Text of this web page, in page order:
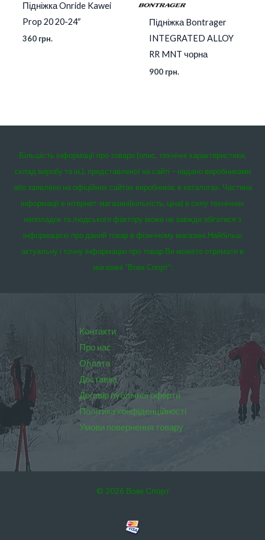
Підніжка Onride Kawei
Prop 20 20-24″
360 грн.
Підніжка Bontrager
INTEGRATED ALLOY
RR MNT чорна
900 грн.
Більшість інформації про товари (опис, технічні характеристики,
склад виробу та ін.), представленої на сайті – надано виробниками
або заявлено на офіційних сайтах виробників, в каталогах. Частина
інформації в інтернет-магазині(кількість, ціна) в силу технічних
неполадок та людського фактору може не завжди збігатися з
інформацією про даний товар в фізичному магазині.Найбільш
актуальну і точну інформацію про товар Ви можете отримати в
магазині “Вовк Спорт”:
Контакти
Про нас
Оплата
Доставка
Договір публічної оферти
Політика конфіденційності
Умови повернення товару
© 2026 Вовк Спорт